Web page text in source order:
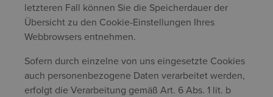
letzteren Fall können Sie die Speicherdauer der
Übersicht zu den Cookie-Einstellungen Ihres
Webbrowsers entnehmen.
Sofern durch einzelne von uns eingesetzte Cookies
auch personenbezogene Daten verarbeitet werden,
erfolgt die Verarbeitung gemäß Art. 6 Abs. 1 lit. b